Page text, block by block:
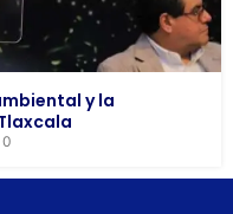
y la
0